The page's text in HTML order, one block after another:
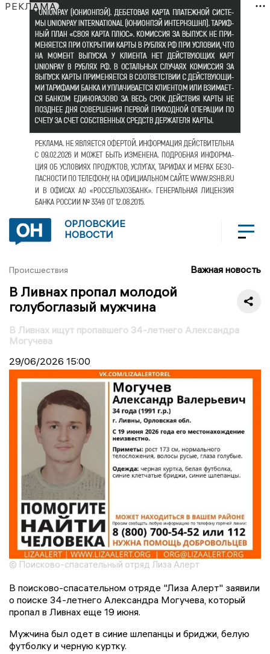
РЕКЛАМА
ОРЛОВСКИЕ
НОВОСТИ
Происшествия Важная новость
В Ливнах пропал молодой
голубоглазый мужчина
В Ливнах ищут пропавшего 34-летнего Александра
Могучева
29/06/2026 15:00
© Поисково-спасательный отряд Лиза Алерт
В поисково-спасательном отряде "Лиза Алерт" заявили
о поиске 34-летнего Александра Могучева, который
пропал в Ливнах еще 19 июня.
Мужчина был одет в синие шлепанцы и бриджи, белую
футболку и черную куртку.